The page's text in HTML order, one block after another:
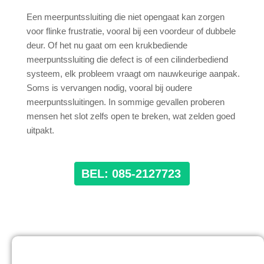
Een meerpuntssluiting die niet opengaat kan zorgen
voor flinke frustratie, vooral bij een voordeur of dubbele
deur. Of het nu gaat om een krukbediende
meerpuntssluiting die defect is of een cilinderbediend
systeem, elk probleem vraagt om nauwkeurige aanpak.
Soms is vervangen nodig, vooral bij oudere
meerpuntssluitingen. In sommige gevallen proberen
mensen het slot zelfs open te breken, wat zelden goed
uitpakt.
BEL: 085-2127723